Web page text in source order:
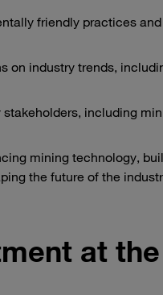
friendly practices
on industry trends,
including
mining technology,
the future of the
at the